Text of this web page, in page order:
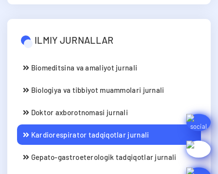
ILMIY JURNALLAR
Biomeditsina va amaliyot jurnali
Biologiya va tibbiyot muammolari jurnali
Doktor axborotnomasi jurnali
Kardiorespirator tadqiqotlar jurnali
Gepato-gastroeterologik tadqiqotlar jurnali